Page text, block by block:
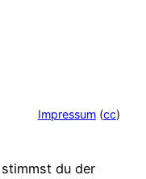
Impressum (cc)
du der